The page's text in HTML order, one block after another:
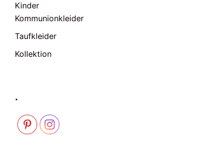
Kinder
Kommunionkleider
Taufkleider
Kollektion
.